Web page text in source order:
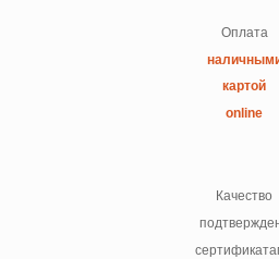
Оплата
картой
online
Качество